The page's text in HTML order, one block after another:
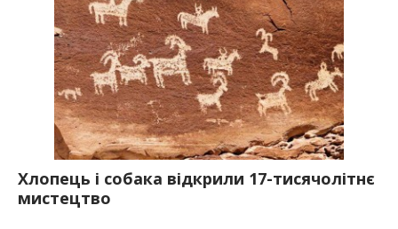
Хлопець і собака відкрили 17-тисячолітнє
мистецтво